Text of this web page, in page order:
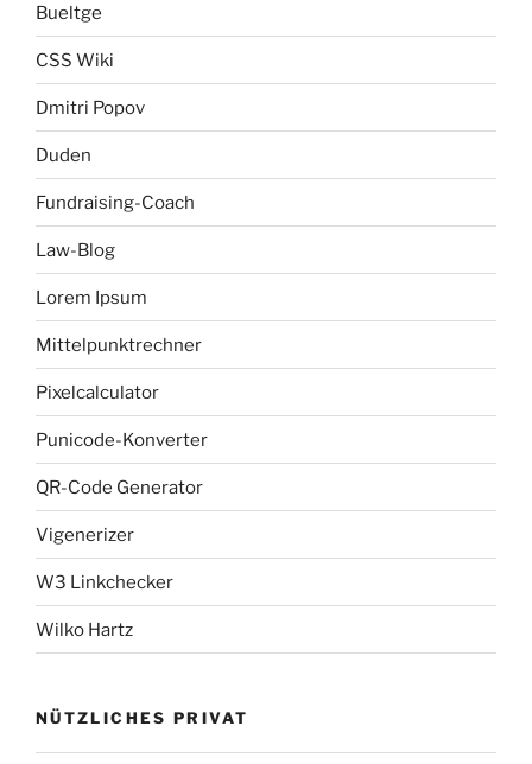
Bueltge
CSS Wiki
Dmitri Popov
Duden
Fundraising-Coach
Law-Blog
Lorem Ipsum
Mittelpunktrechner
Pixelcalculator
Punicode-Konverter
QR-Code Generator
Vigenerizer
W3 Linkchecker
Wilko Hartz
NÜTZLICHES PRIVAT